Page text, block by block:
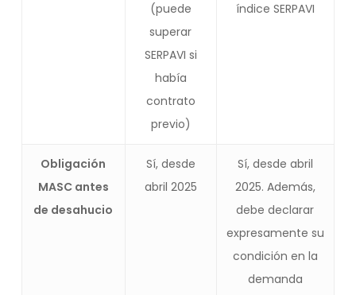
(puede
superar
SERPAVI si
había
contrato
previo)
índice SERPAVI
Obligación
MASC antes
de desahucio
Sí, desde
abril 2025
Sí, desde abril
2025. Además,
debe declarar
expresamente su
condición en la
demanda